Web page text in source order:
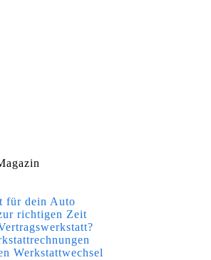
für dein Auto
richtigen Zeit
Werkstattwechsel